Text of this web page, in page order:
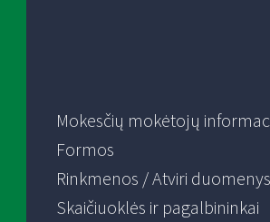
Mokesčių mokėtojų
Formos
Rinkmenos / Atviri duomenys
Skaičiuoklės ir pagalbininkai